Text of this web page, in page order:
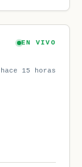
EN VIVO
hace 15 horas